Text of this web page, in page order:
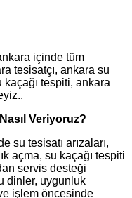
içinde tüm
tesisatçı, ankara su
kaçağı tespiti, ankara
Veriyoruz?
su tesisatı arızaları,
açma, su kaçağı tespiti
servis desteği
dinler, uygunluk
işlem öncesinde